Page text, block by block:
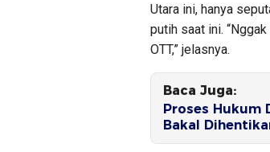
Utara ini, hanya
putih saat ini.
OTT,” jelasnya.
Baca Juga:
Proses Hukum
Bakal